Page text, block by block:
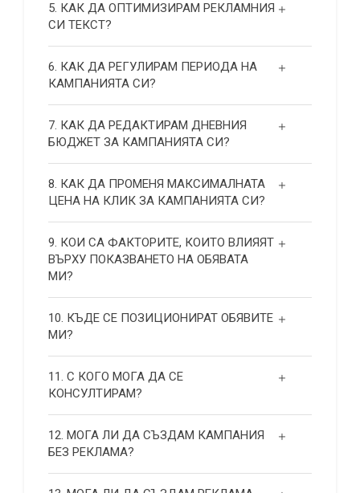
5. КАК ДА ОПТИМИЗИРАМ РЕКЛАМНИЯ
СИ ТЕКСТ?
6. КАК ДА РЕГУЛИРАМ ПЕРИОДА НА
КАМПАНИЯТА СИ?
7. КАК ДА РЕДАКТИРАМ ДНЕВНИЯ
БЮДЖЕТ ЗА КАМПАНИЯТА СИ?
8. КАК ДА ПРОМЕНЯ МАКСИМАЛНАТА
ЦЕНА НА КЛИК ЗА КАМПАНИЯТА СИ?
9. КОИ СА ФАКТОРИТЕ, КОИТО ВЛИЯЯТ
ВЪРХУ ПОКАЗВАНЕТО НА ОБЯВАТА
МИ?
10. КЪДЕ СЕ ПОЗИЦИОНИРАТ ОБЯВИТЕ
МИ?
11. С КОГО МОГА ДА СЕ
КОНСУЛТИРАМ?
12. МОГА ЛИ ДА СЪЗДАМ КАМПАНИЯ
БЕЗ РЕКЛАМА?